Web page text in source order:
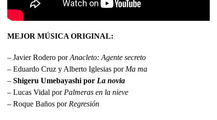
MEJOR MÚSICA ORIGINAL:
– Javier Rodero porAnacleto: Agente secreto
– Eduardo Cruz y Alberto Iglesias porMa ma
– Shigeru Umebayashi por La novia
– Lucas Vidal porPalmeras en la nieve
– Roque Baños porRegresión